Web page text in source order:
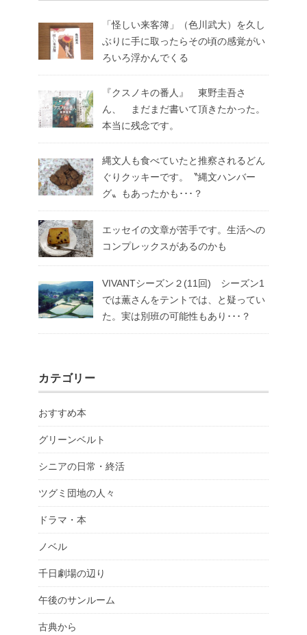
「怪しい来客簿」（色川武大）を久し
ぶりに手に取ったらその頃の感覚がい
ろいろ浮かんでくる
『クスノキの番人』 東野圭吾さ
ん、 まだまだ書いて頂きたかった。
本当に残念です。
縄文人も食べていたと推察されるどん
ぐりクッキーです。〝縄文ハンバー
グ〟もあったかも･･･？
エッセイの文章が苦手です。生活への
コンプレックスがあるのかも
VIVANTシーズン２(11回) シーズン1
では薫さんをテントでは、と疑ってい
た。実は別班の可能性もあり･･･？
カテゴリー
おすすめ本
グリーンベルト
シニアの日常・終活
ツグミ団地の人々
ドラマ・本
ノベル
千日劇場の辺り
午後のサンルーム
古典から